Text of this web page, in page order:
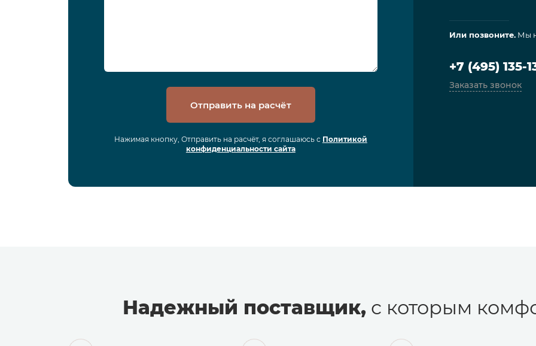
Отправить на расчёт
Нажимая кнопку, Отправить на расчёт, я соглашаюсь с Политикой
конфиденциальности сайта
Или позвоните.Мы
+7 (495) 135-
Заказать звонок
Надежный поставщик, с которым